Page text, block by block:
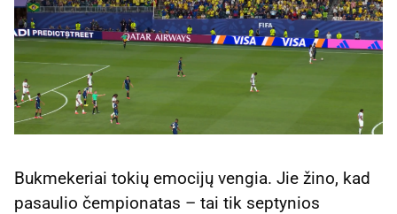
Bukmekeriai tokių emocijų vengia. Jie žino, kad
pasaulio čempionatas – tai tik septynios